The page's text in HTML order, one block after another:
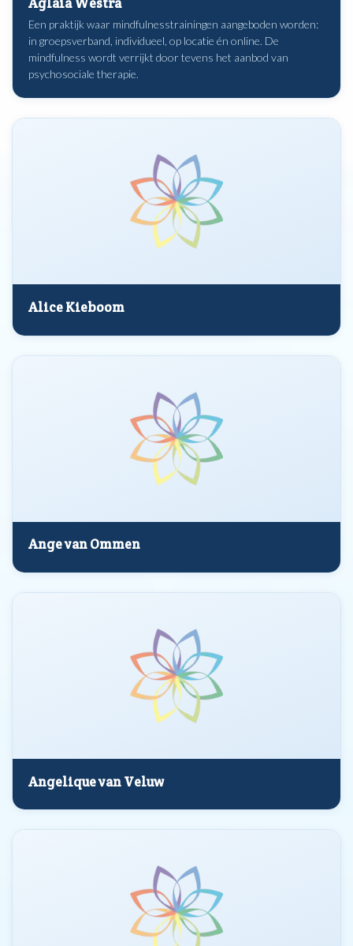
Een praktijk waar mindfulnesstrainingen aangeboden worden:
in groepsverband, individueel, op locatie én online. De
mindfulness wordt verrijkt door tevens het aanbod van
psychosociale therapie.
Alice Kieboom
Ange van Ommen
Angelique van Veluw